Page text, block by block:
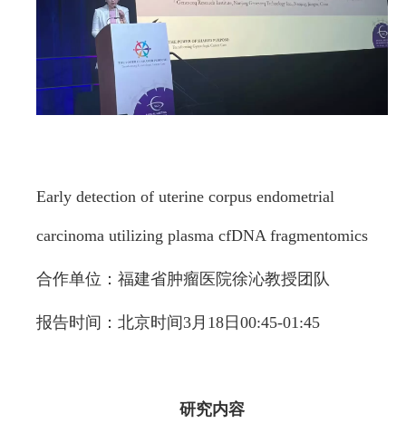
Early detection of uterine corpus endometrial
carcinoma utilizing plasma cfDNA fragmentomics
合作单位：福建省肿瘤医院徐沁教授团队
报告时间：北京时间3月18日00:45-01:45
研究内容